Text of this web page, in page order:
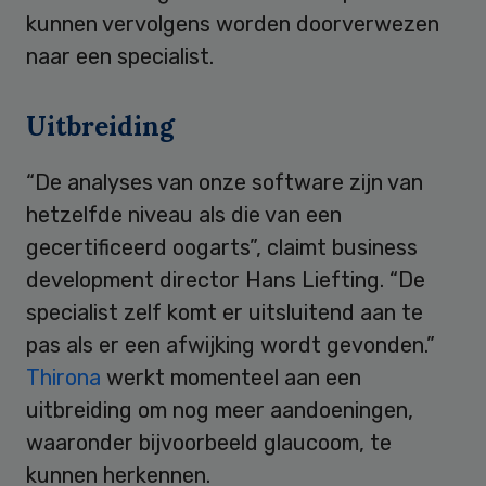
kunnen vervolgens worden doorverwezen
naar een specialist.
Uitbreiding
“De analyses van onze software zijn van
hetzelfde niveau als die van een
gecertificeerd oogarts”, claimt business
development director Hans Liefting. “De
specialist zelf komt er uitsluitend aan te
pas als er een afwijking wordt gevonden.”
Thirona werkt momenteel aan een
uitbreiding om nog meer aandoeningen,
waaronder bijvoorbeeld glaucoom, te
kunnen herkennen.